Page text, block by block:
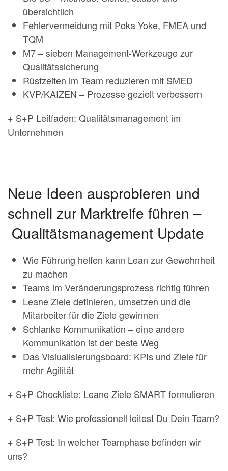
übersichtlich
Fehlervermeidung mit Poka Yoke, FMEA und
TQM
M7 – sieben Management-Werkzeuge zur
Qualitätssicherung
Rüstzeiten im Team reduzieren mit SMED
KVP/KAIZEN – Prozesse gezielt verbessern
+ S+P Leitfaden: Qualitätsmanagement im
Unternehmen
Neue Ideen ausprobieren und
schnell zur Marktreife führen –
Qualitätsmanagement Update
Wie Führung helfen kann Lean zur Gewohnheit
zu machen
Teams im Veränderungsprozess richtig führen
Leane Ziele definieren, umsetzen und die
Mitarbeiter für die Ziele gewinnen
Schlanke Kommunikation – eine andere
Kommunikation ist der beste Weg
Das Visiualisierungsboard: KPIs und Ziele für
mehr Agilität
+ S+P Checkliste: Leane Ziele SMART formulieren
+ S+P Test: Wie professionell leitest Du Dein Team?
+ S+P Test: In welcher Teamphase befinden wir
uns?